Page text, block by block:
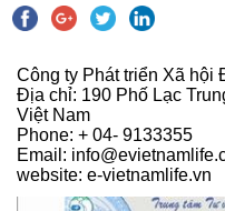
Công ty Phát triển Xã hội
Địa chỉ: 190 Phố Lạc
Việt Nam
Phone: + 04- 9133355
Email:
website: e-vietnamlife.vn